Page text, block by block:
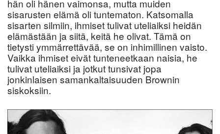
hän oli hänen vaimonsa, mutta muiden
sisarusten elämä oli tuntematon. Katsomalla
sisarten silmiin, ihmiset tulivat uteliaiksi heidän
elämästään ja siitä, keitä he olivat. Tämä on
tietysti ymmärrettävää, se on inhimillinen vaisto.
Vaikka ihmiset eivät tunteneetkaan naisia, he
tulivat uteliaiksi ja jotkut tunsivat jopa
jonkinlaisen samankaltaisuuden Brownin
siskoksiin.